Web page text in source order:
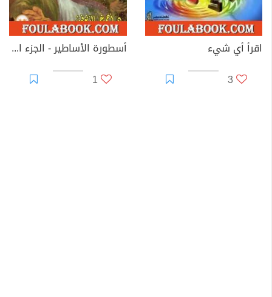
اقرأ أي شيء
3
أسطورة الأساطير - الجزء الثاني - سلسلة ما وراء الطبيعة
1